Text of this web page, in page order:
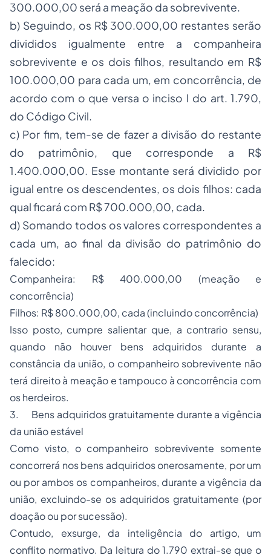
300.000,00 será a meação da sobrevivente.
b) Seguindo, os R$ 300.000,00 restantes serão
divididos igualmente entre a companheira
sobrevivente e os dois filhos, resultando em R$
100.000,00 para cada um, em concorrência, de
acordo com o que versa o inciso I do art. 1.790,
do Código Civil.
c) Por fim, tem-se de fazer a divisão do restante
do patrimônio, que corresponde a R$
1.400.000,00. Esse montante será dividido por
igual entre os descendentes, os dois filhos: cada
qual ficará com R$ 700.000,00, cada.
d) Somando todos os valores correspondentes a
cada um, ao final da divisão do patrimônio do
falecido:
Companheira: R$ 400.000,00 (meação e
concorrência)
Filhos: R$ 800.000,00, cada (incluindo concorrência)
Isso posto, cumpre salientar que, a contrario sensu,
quando não houver bens adquiridos durante a
constância da união, o companheiro sobrevivente não
terá direito à meação e tampouco à concorrência com
os herdeiros.
3. Bens adquiridos gratuitamente durante a vigência
da união estável
Como visto, o companheiro sobrevivente somente
concorrerá nos bens adquiridos onerosamente, por um
ou por ambos os companheiros, durante a vigência da
união, excluindo-se os adquiridos gratuitamente (por
doação ou por sucessão).
Contudo, exsurge, da inteligência do artigo, um
conflito normativo. Da leitura do 1.790 extrai-se que o